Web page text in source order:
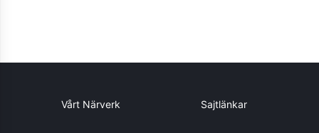
Vårt Närverk Sajtlänkar